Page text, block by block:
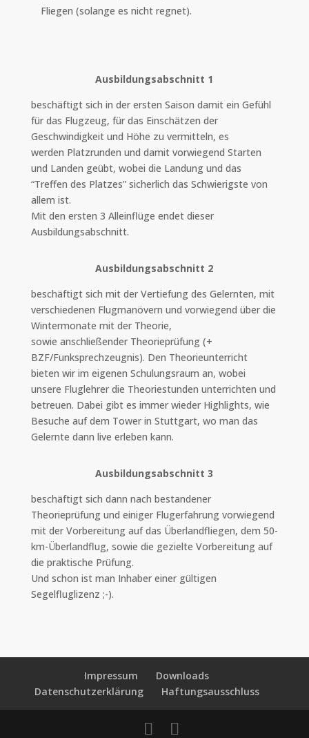
Fliegen (solange es nicht regnet).
Ausbildungsabschnitt 1
beschäftigt sich in der ersten Saison damit ein Gefühl
für das Flugzeug, für das Einschätzen der
Geschwindigkeit und Höhe zu vermitteln, es
werden Platzrunden und damit vorwiegend Starten
und Landen geübt, wobei die Landung und das
“Treffen des Platzes” sicherlich das Schwierigste von
allem ist.
Mit den ersten 3 Alleinflüge endet dieser
Ausbildungsabschnitt.
Ausbildungsabschnitt 2
beschäftigt sich mit der Vertiefung des Gelernten, mit
verschiedenen Flugmanövern und vorwiegend über die
Wintermonate mit der Theorie,
sowie anschließender Theorieprüfung (+
BZF/Funksprechzeugnis). Den Theorieunterricht
bieten wir im eigenen Schulungsraum an, wobei
unsere Fluglehrer die Theoriestunden unterrichten und
betreuen. Dabei gibt es immer wieder Highlights, wie
Besuche auf dem Tower in Stuttgart, wo man das
Gelernte dann live erleben kann.
Ausbildungsabschnitt 3
beschäftigt sich dann nach bestandener
Theorieprüfung und einiger Flugerfahrung vorwiegend
mit der Vorbereitung auf das Überlandfliegen, dem 50-
km-Überlandflug, sowie die gezielte Vorbereitung auf
die praktische Prüfung.
Und schon ist man Inhaber einer gültigen
Segelfluglizenz ;-).
Impressum
Downloads
Datenschutzerklärung
Haftungsausschluss